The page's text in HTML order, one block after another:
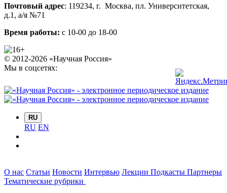
Почтовый адрес: 119234, г. Москва, пл. Университетская,
д.1 , а/я №71
Время работы: с 10-00 до 18-00
© 2012-2026 «Научная Россия»
Мы в соцсетях:
RU
RU EN
О нас Статьи Новости Интервью Лекции Подкасты Партнеры
Тематические рубрики